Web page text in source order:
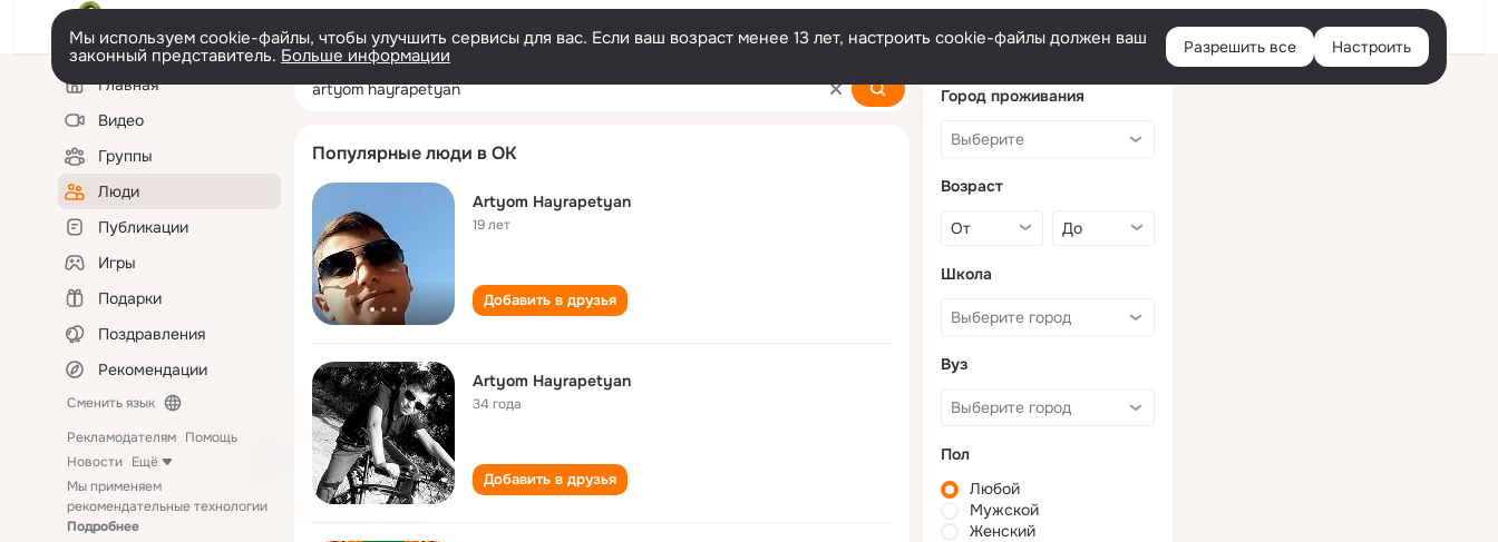
Войти
Мы используем cookie-файлы, чтобы улучшить сервисы для вас. Если ваш возраст менее 13 лет, настроить cookie-файлы должен ваш
законный представитель. Больше информации Разрешить все Настроить
Левая
колонкаГлавная
Видео
Группы
Люди
Публикации
Игры
Подарки
Поздравления
Рекомендации
Сменить язык
Рекламодателям Помощь
Новости Ещё
Мы применяем
рекомендательные технологии
Подробнее
artyom hayrapetyan
Популярные люди в ОК
Artyom Hayrapetyan
19 лет
Добавить в друзья
Artyom Hayrapetyan
34 года
Добавить в друзья
Город проживания
Возраст
Школа
Вуз
Пол
Любой
Мужской
Женский